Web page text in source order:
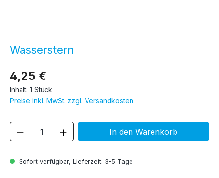
Wasserstern
4,25 €
Inhalt: 1 Stück
Preise inkl. MwSt. zzgl. Versandkosten
Sofort verfügbar, Lieferzeit: 3-5 Tage
Produkt Anzahl: Gib denIn den Warenkorb